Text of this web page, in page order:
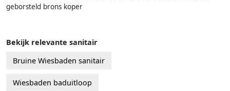
geborsteld brons koper
Bekijk relevante sanitair
Bruine Wiesbaden sanitair
Wiesbaden baduitloop